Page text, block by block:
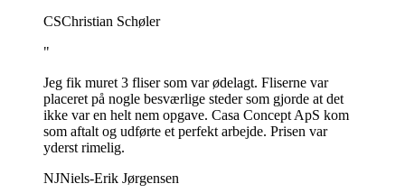
CSChristian Schøler
"
Jeg fik muret 3 fliser som var ødelagt. Fliserne var
placeret på nogle besværlige steder som gjorde at det
ikke var en helt nem opgave. Casa Concept ApS kom
som aftalt og udførte et perfekt arbejde. Prisen var
yderst rimelig.
NJNiels-Erik Jørgensen